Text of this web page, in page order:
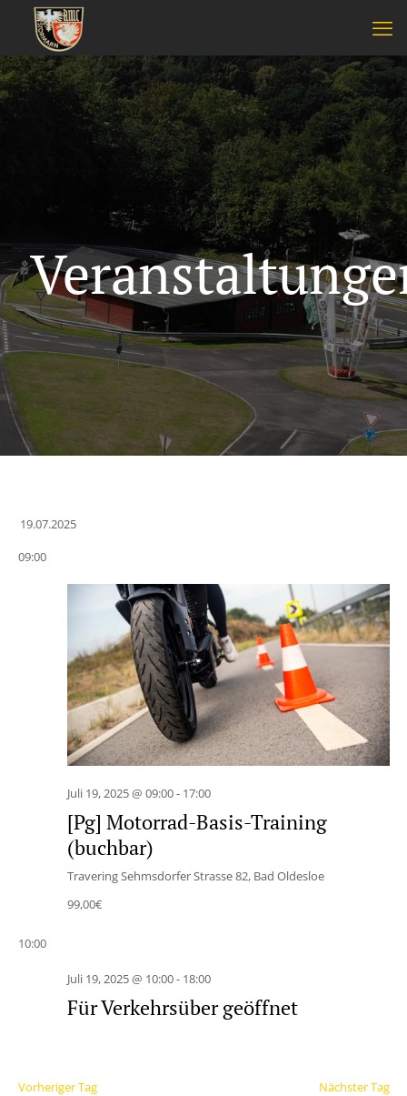
19.07.2025
wählen.
09:00
Juli 19, 2025 @ 09:00- 17:00
[Pg] Motorrad-Basis-Training
(buchbar)
TraveringSehmsdorfer Strasse 82, Bad Oldesloe
99,00€
10:00
Juli 19, 2025 @ 10:00- 18:00
Für Verkehrsüber geöffnet
Vorheriger Tag Nächster Tag